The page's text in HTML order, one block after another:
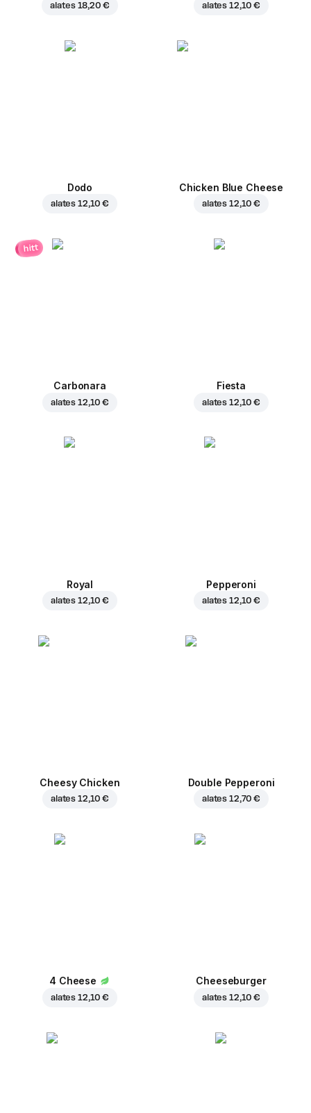
alates 18,20 € alates 12,10 €
Dodo
alates 12,10 €
Chicken Blue Cheese
alates 12,10 €
hitt
Carbonara
alates 12,10 €
Fiesta
alates 12,10 €
Royal
alates 12,10 €
Pepperoni
alates 12,10 €
Cheesy Chicken
alates 12,10 €
Double Pepperoni
alates 12,70 €
4 Cheese
alates 12,10 €
Cheeseburger
alates 12,10 €